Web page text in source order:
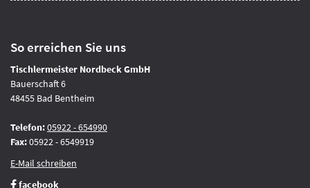
So erreichen Sie uns
Tischlermeister Nordbeck GmbH
Bauerschaft 6
48455 Bad Bentheim
Telefon:05922 - 654990
Fax:05922 - 6549919
E-Mail schreiben
facebook